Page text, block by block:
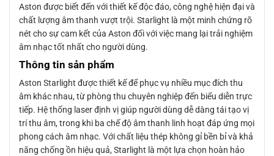
Aston được biết đến với thiết kế độc đáo, công nghệ hiện đại và
chất lượng âm thanh vượt trội. Starlight là một minh chứng rõ
nét cho sự cam kết của Aston đối với việc mang lại trải nghiệm
âm nhạc tốt nhất cho người dùng.
Thông tin sản phẩm
Aston Starlight được thiết kế để phục vụ nhiều mục đích thu
âm khác nhau, từ phòng thu chuyên nghiệp đến biểu diễn trực
tiếp. Hệ thống laser định vị giúp người dùng dễ dàng tái tạo vị
trí thu âm, trong khi ba chế độ âm thanh linh hoạt đáp ứng mọi
phong cách âm nhạc. Với chất liệu thép không gỉ bền bỉ và khả
năng chống ồn hiệu quả, Starlight là một lựa chọn hoàn hảo